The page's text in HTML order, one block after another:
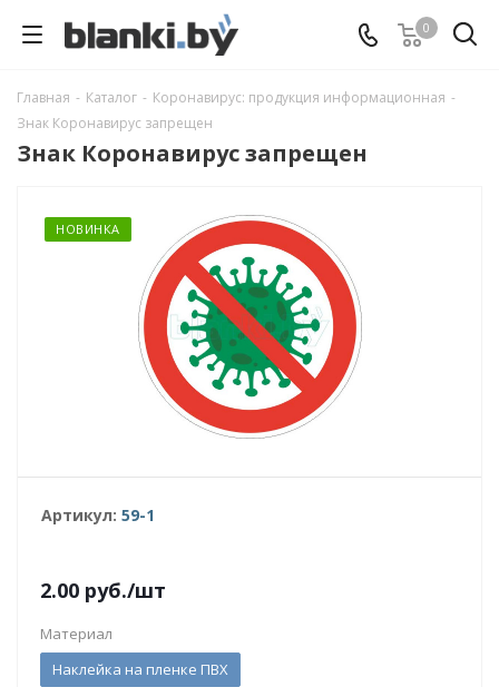
0
Главная - Каталог - Коронавирус: продукция информационная -
Знак Коронавирус запрещен
Знак Коронавирус запрещен
НОВИНКА
Артикул: 59-1
2.00 руб./шт
Материал
Наклейка на пленке ПВХ